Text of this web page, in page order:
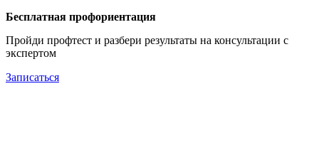
Бесплатная профориентация
Пройди профтест и разбери результаты на консультации с
экспертом
Записаться